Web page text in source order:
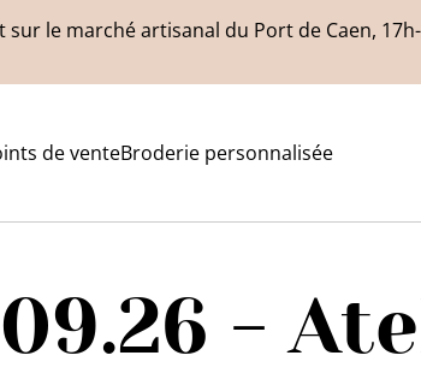
le marché artisanal du Port de Caen,
de venteBroderie personnalisée
-